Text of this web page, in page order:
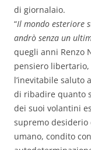
di giornalaio.
“Il mondo esteriore
andrò senza un
quegli anni Renzo
pensiero libertario,
l’inevitabile saluto
di ribadire quanto
dei suoi volantini
supremo
umano, condito